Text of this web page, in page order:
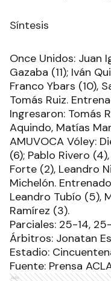
Síntesis
Once Unidos: Juan
Gazaba (11); Iván
Franco Ybars (10),
Tomás Ruiz.
Ingresaron: Tomás
Aquindo, Matías
AMUVOCA Vóley:
(6); Pablo Rivero
Forte (2), Leandro
Michelón.
Leandro Tubío (5),
Ramírez (3).
Parciales: 25-14,
Árbitros: Jonatan
Estadio:
Fuente: Prensa
Ads